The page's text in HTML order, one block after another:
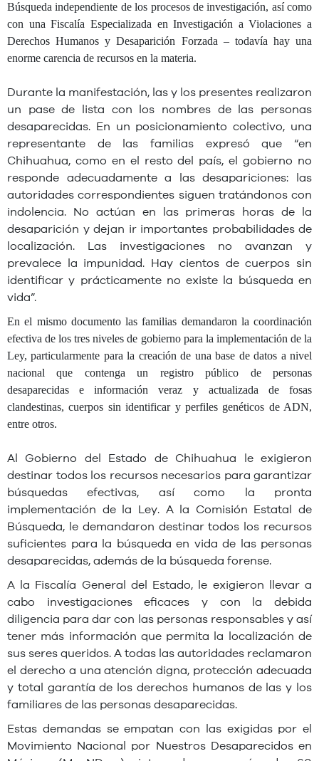
Búsqueda independiente de los procesos de investigación, así como
con una Fiscalía Especializada en Investigación a Violaciones a
Derechos Humanos y Desaparición Forzada – todavía hay una
enorme carencia de recursos en la materia.
Durante la manifestación, las y los presentes realizaron
un pase de lista con los nombres de las personas
desaparecidas. En un posicionamiento colectivo, una
representante de las familias expresó que “en
Chihuahua, como en el resto del país, el gobierno no
responde adecuadamente a las desapariciones: las
autoridades correspondientes siguen tratándonos con
indolencia. No actúan en las primeras horas de la
desaparición y dejan ir importantes probabilidades de
localización. Las investigaciones no avanzan y
prevalece la impunidad. Hay cientos de cuerpos sin
identificar y prácticamente no existe la búsqueda en
vida”.
En el mismo documento las familias demandaron la coordinación
efectiva de los tres niveles de gobierno para la implementación de la
Ley, particularmente para la creación de una base de datos a nivel
nacional que contenga un registro público de personas
desaparecidas e información veraz y actualizada de fosas
clandestinas, cuerpos sin identificar y perfiles genéticos de ADN,
entre otros.
Al Gobierno del Estado de Chihuahua le exigieron
destinar todos los recursos necesarios para garantizar
búsquedas efectivas, así como la pronta
implementación de la Ley. A la Comisión Estatal de
Búsqueda, le demandaron destinar todos los recursos
suficientes para la búsqueda en vida de las personas
desaparecidas, además de la búsqueda forense.
A la Fiscalía General del Estado, le exigieron llevar a
cabo investigaciones eficaces y con la debida
diligencia para dar con las personas responsables y así
tener más información que permita la localización de
sus seres queridos. A todas las autoridades reclamaron
el derecho a una atención digna, protección adecuada
y total garantía de los derechos humanos de las y los
familiares de las personas desaparecidas.
Estas demandas se empatan con las exigidas por el
Movimiento Nacional por Nuestros Desaparecidos en